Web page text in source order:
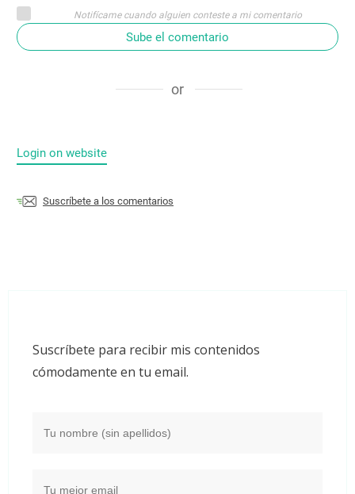
Notifícame cuando alguien conteste a mi comentario
Sube el comentario
or
Login on website
Suscríbete a los comentarios
Suscríbete para recibir mis contenidos
cómodamente en tu email.